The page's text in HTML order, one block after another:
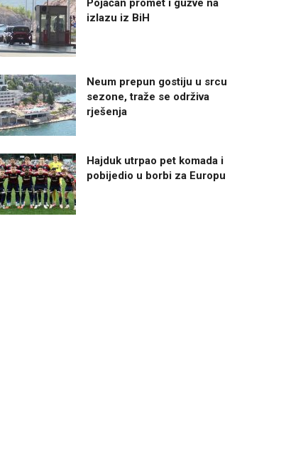
Pojačan promet i gužve na
izlazu iz BiH
Neum prepun gostiju u srcu
sezone, traže se održiva
rješenja
Hajduk utrpao pet komada i
pobijedio u borbi za Europu